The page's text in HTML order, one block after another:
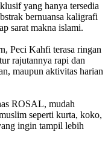
yang hanya tersedia
bernuansa kaligrafi
sarat makna islami.
Peci Kahfi terasa ringan
rajutannya rapi dan
maupun aktivitas harian
ROSAL, mudah
seperti kurta, koko,
ingin tampil lebih